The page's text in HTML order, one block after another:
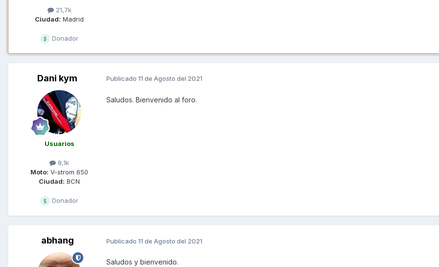
21,7k
Ciudad: Madrid
Donador
Dani kym
Usuarios
8,1k
Moto: V-strom 650
Ciudad: BCN
Donador
Publicado 11 de Agosto del 2021
Saludos. Bienvenido al foro.
abhang Publicado 11 de Agosto del 2021
Saludos y bienvenido.